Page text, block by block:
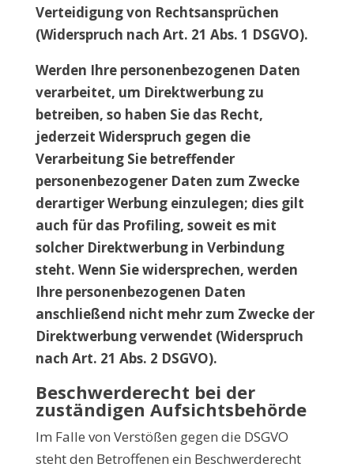
Verteidigung von Rechtsansprüchen
(Widerspruch nach Art. 21 Abs. 1 DSGVO).
Werden Ihre personenbezogenen Daten
verarbeitet, um Direktwerbung zu
betreiben, so haben Sie das Recht,
jederzeit Widerspruch gegen die
Verarbeitung Sie betreffender
personenbezogener Daten zum Zwecke
derartiger Werbung einzulegen; dies gilt
auch für das Profiling, soweit es mit
solcher Direktwerbung in Verbindung
steht. Wenn Sie widersprechen, werden
Ihre personenbezogenen Daten
anschließend nicht mehr zum Zwecke der
Direktwerbung verwendet (Widerspruch
nach Art. 21 Abs. 2 DSGVO).
Beschwerderecht bei der
zuständigen Aufsichtsbehörde
Im Falle von Verstößen gegen die DSGVO
steht den Betroffenen ein Beschwerderecht